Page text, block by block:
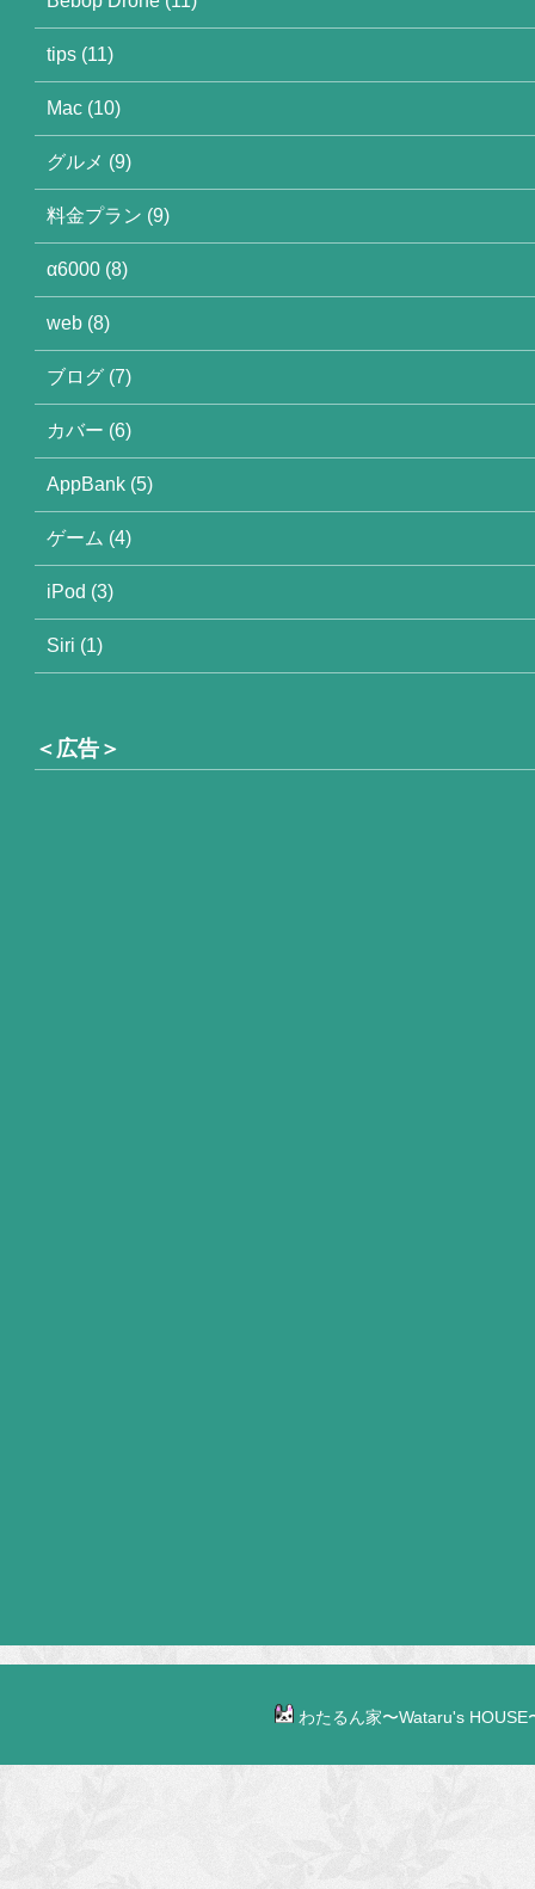
tips (11)
Mac (10)
グルメ (9)
料金プラン (9)
α6000 (8)
web (8)
ブログ (7)
カバー (6)
AppBank (5)
ゲーム (4)
iPod (3)
Siri (1)
＜広告＞
わたるん家〜Wataru's HOUSE